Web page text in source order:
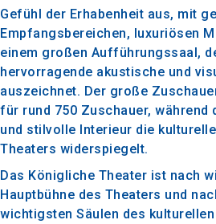
Gefühl der Erhabenheit aus, mit
Empfangsbereichen, luxuriösen
einem großen Aufführungssaal,
hervorragende akustische und
auszeichnet. Der große
für rund 750 Zuschauer, während
und stilvolle Interieur die
Theaters widerspiegelt.
Das Königliche Theater ist nach
Hauptbühne des Theaters und
wichtigsten Säulen des